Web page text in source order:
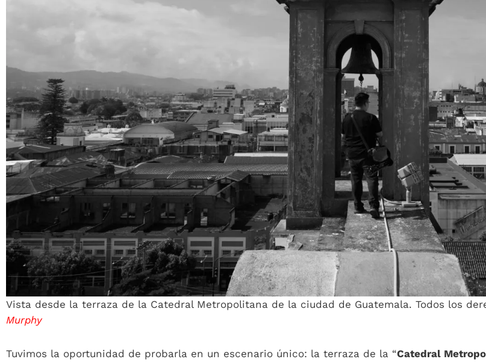
Vista desde la terraza de la Catedral Metropolitana de la ciudad de Guatemala. Todos los
Murphy
Tuvimos la oportunidad de probarla en un escenario único: la terraza de la “Catedral